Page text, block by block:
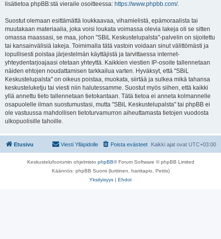
lisätietoa phpBB:stä vieraile osoitteessa: https://www.phpbb.com/.
Suostut olemaan esittämättä loukkaavaa, vihamielistä, epämoraalista tai
muutakaan materiaalia, joka voisi loukata voimassa olevia lakeja oli se sitten
omassa maassasi, se maa, johon "SBiL Keskustelupalsta"-palvelin on sijoitettu
tai kansainvälisiä lakeja. Toimimalla tätä vastoin voidaan sinut välittömästi ja
lopullisesti poistaa järjestelmän käyttäjistä ja tarvittaessa internet-
yhteydentarjoajaasi otetaan yhteyttä. Kaikkien viestien IP-osoite tallennetaan
näiden ehtojen noudattamisen tarkkailua varten. Hyväksyt, että "SBiL
Keskustelupalsta" on oikeus poistaa, muokata, siirtää ja sulkea mikä tahansa
keskusteluketju tai viesti niin halutessamme. Suostut myös siihen, että kaikki
yllä annettu tieto tallennetaan tietokantaan. Tätä tietoa ei anneta kolmannelle
osapuolelle ilman suostumustasi, mutta "SBiL Keskustelupalsta" tai phpBB ei
ole vastuussa mahdollisen tietoturvamurron aiheuttamasta tietojen vuodosta
ulkopuolisille tahoille.
Etusivu Kaikki ajat ovat UTC+03:00
Poista evästeet
Viesti Ylläpidolle
Keskustelufoorumin ohjelmisto phpBB® Forum Software © phpBB Limited
Käännös: phpBB Suomi (lurttinen, harritapio, Pettis)
Yksityisyys | Ehdot